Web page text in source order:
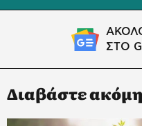
ΣΤΟ
Διαβάστε ακόμη